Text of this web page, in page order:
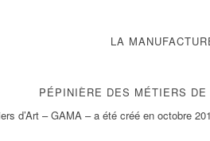
LA
PÉPINIÈRE DES MÉTIERS DE
d’Art – GAMA – a été créé en octobre